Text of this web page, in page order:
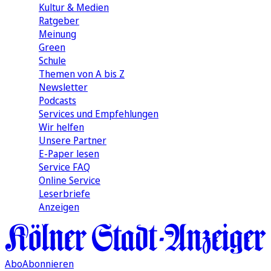
Kultur & Medien
Ratgeber
Meinung
Green
Schule
Themen von A bis Z
Newsletter
Podcasts
Services und Empfehlungen
Wir helfen
Unsere Partner
E-Paper lesen
Service FAQ
Online Service
Leserbriefe
Anzeigen
AboAbonnieren